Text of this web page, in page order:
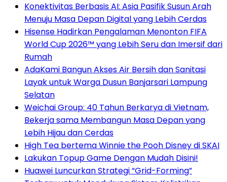
Konektivitas Berbasis AI: Asia Pasifik Susun Arah
Menuju Masa Depan Digital yang Lebih Cerdas
Hisense Hadirkan Pengalaman Menonton FIFA
World Cup 2026™ yang Lebih Seru dan Imersif dari
Rumah
AdaKami Bangun Akses Air Bersih dan Sanitasi
Layak untuk Warga Dusun Banjarsari Lampung
Selatan
Weichai Group: 40 Tahun Berkarya di Vietnam,
Bekerja sama Membangun Masa Depan yang
Lebih Hijau dan Cerdas
High Tea bertema Winnie the Pooh Disney di SKAI
Lakukan Topup Game Dengan Mudah Disini!
Huawei Luncurkan Strategi “Grid-Forming”